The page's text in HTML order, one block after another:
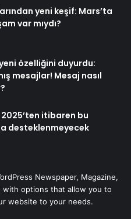
yeni keşif: Mars’ta
var mıydı?
özelliğini duyurdu:
mesajlar! Mesaj nasıl
itibaren bu
desteklenmeyecek
Newspaper, Magazine,
with options that allow you to
website to your needs.